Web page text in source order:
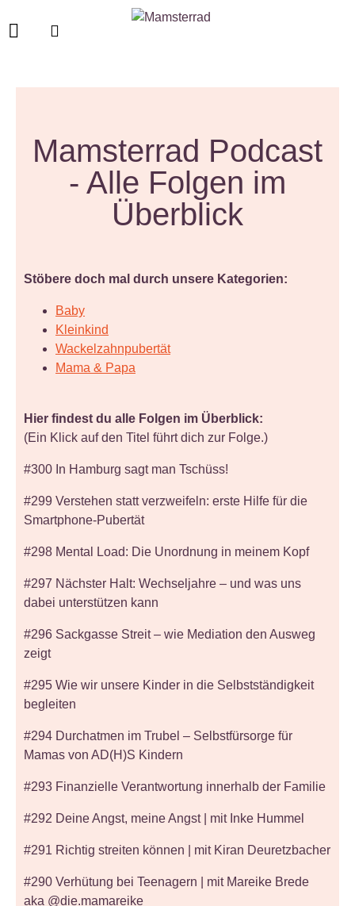
Mamsterrad Podcast
- Alle Folgen im
Überblick
Stöbere doch mal durch unsere Kategorien:
Baby
Kleinkind
Wackelzahnpubertät
Mama & Papa
Hier findest du alle Folgen im Überblick:
(Ein Klick auf den Titel führt dich zur Folge.)
#300 In Hamburg sagt man Tschüss!
#299 Verstehen statt verzweifeln: erste Hilfe für die
Smartphone-Pubertät
#298 Mental Load: Die Unordnung in meinem Kopf
#297 Nächster Halt: Wechseljahre – und was uns
dabei unterstützen kann
#296 Sackgasse Streit – wie Mediation den Ausweg
zeigt
#295 Wie wir unsere Kinder in die Selbstständigkeit
begleiten
#294 Durchatmen im Trubel – Selbstfürsorge für
Mamas von AD(H)S Kindern
#293 Finanzielle Verantwortung innerhalb der Familie
#292 Deine Angst, meine Angst | mit Inke Hummel
#291 Richtig streiten können | mit Kiran Deuretzbacher
#290 Verhütung bei Teenagern | mit Mareike Brede
aka @die.mamareike